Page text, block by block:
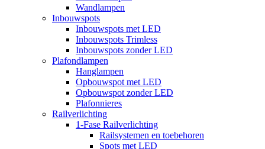
Wandlampen
Inbouwspots
Inbouwspots met LED
Inbouwspots Trimless
Inbouwspots zonder LED
Plafondlampen
Hanglampen
Opbouwspot met LED
Opbouwspot zonder LED
Plafonnieres
Railverlichting
1-Fase Railverlichting
Railsystemen en toebehoren
Spots met LED